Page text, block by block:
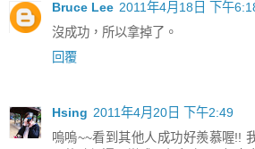
Bruce Lee 2011年4月18日 下午
沒成功，所以拿掉了。
回覆
Hsing 2011年4月20日 下午2:49
嗚嗚~~看到其他人成功好羨慕喔!!